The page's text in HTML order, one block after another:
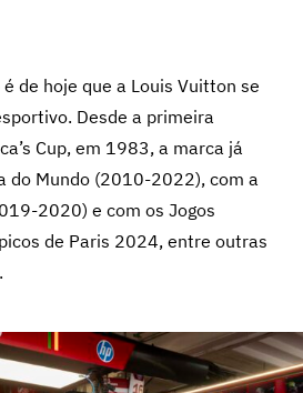
de hoje que a Louis Vuitton se
Desde a primeira
Cup, em 1983, a marca já
do Mundo (2010-2022), com a
2020) e com os Jogos
de Paris 2024, entre outras